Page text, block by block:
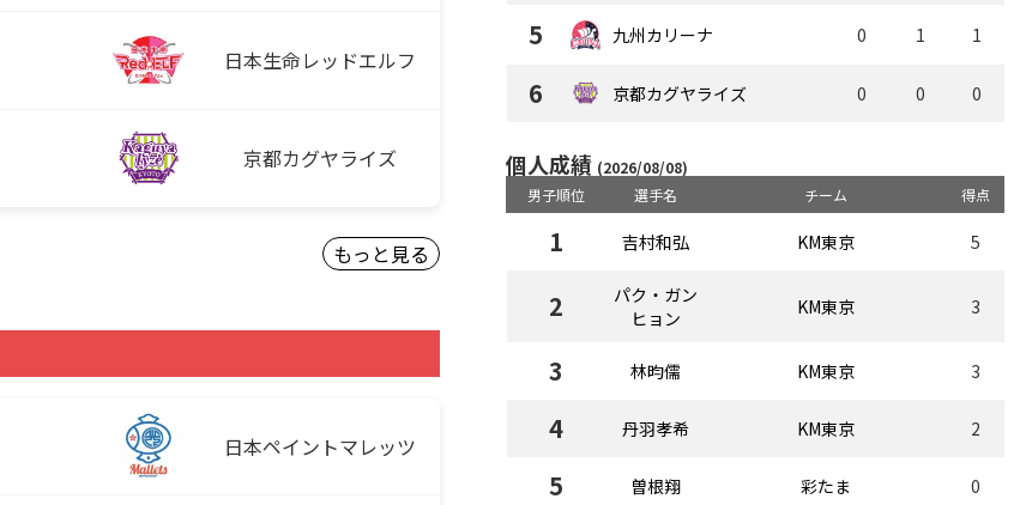
日本生命レッドエルフ
京都カグヤライズ
もっと見る
日本ペイントマレッツ
5 九州カリーナ 0 1 1
6 京都カグヤライズ 0 0 0
個人成績 (2026/08/08)
男子順位 選手名 チーム 得点
1 吉村和弘 KM東京 5
2
パク・ガン
ヒョン
KM東京 3
3 林昀儒 KM東京 3
4 丹羽孝希 KM東京 2
5 曽根翔 彩たま 0